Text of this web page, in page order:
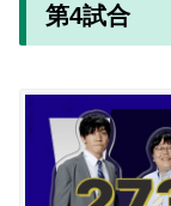
第4試合